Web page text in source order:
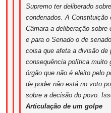
Supremo ter deliberado
condenados. A Constituição
Câmara a deliberação sobre
e para o Senado o de
coisa que afeta a divisão de
consequência política muito
órgão que não é eleito pelo
de poder não está no voto
sobre a decisão do povo.
Articulação de um golpe